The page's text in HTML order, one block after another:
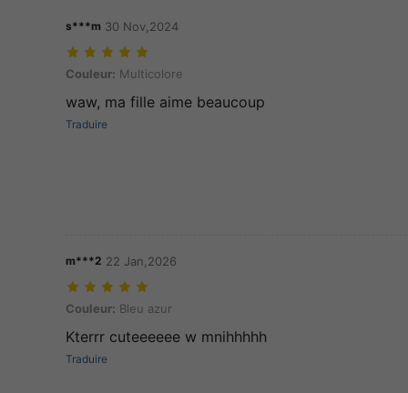
s***m 30 Nov,2024
Couleur: Multicolore
Couleur: Multicolore
waw, ma fille aime beaucoup
Traduire
m***2 22 Jan,2026
Couleur: Bleu azur
Couleur: Bleu azur
Kterrr cuteeeeee w mnihhhhh
Traduire